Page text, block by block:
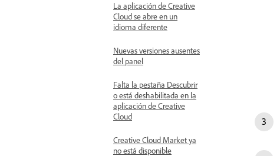
La aplicación de Creative
Cloud se abre en un
idioma diferente
Nuevas versiones ausentes
del panel
Falta la pestaña Descubrir
o está deshabilitada en la
aplicación de Creative
Cloud
Creative Cloud Market ya
no está disponible